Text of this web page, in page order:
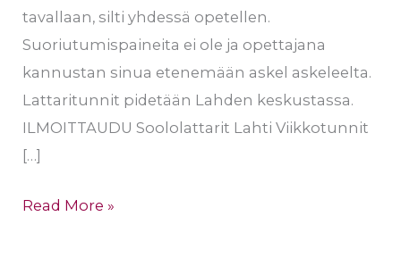
tavallaan, silti yhdessä opetellen.
Suoriutumispaineita ei ole ja opettajana
kannustan sinua etenemään askel askeleelta.
Lattaritunnit pidetään Lahden keskustassa.
ILMOITTAUDU Soololattarit Lahti Viikkotunnit
[…]
Read More »